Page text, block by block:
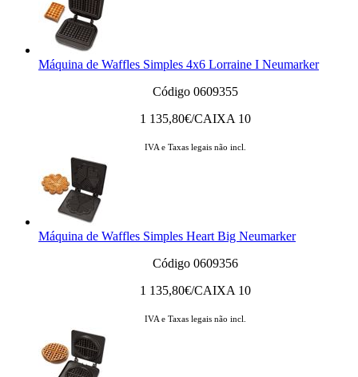
Máquina de Waffles Simples 4x6 Lorraine I Neumarker
Código 0609355
1 135,80€/CAIXA 10
IVA e Taxas legais não incl.
Máquina de Waffles Simples Heart Big Neumarker
Código 0609356
1 135,80€/CAIXA 10
IVA e Taxas legais não incl.